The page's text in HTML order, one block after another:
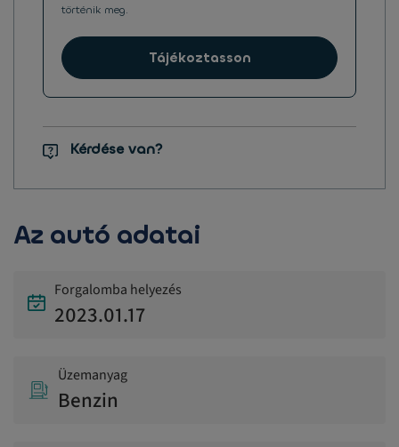
történik meg.
Tájékoztasson
Kérdése van?
Az autó adatai
Forgalomba helyezés
2023.01.17
Üzemanyag
Benzin